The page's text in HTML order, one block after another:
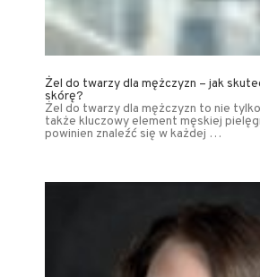
Żel do twarzy dla mężczyzn – jak
skórę?
Żel do twarzy dla mężczyzn to nie
także kluczowy element męskiej
powinien znaleźć się w każdej …